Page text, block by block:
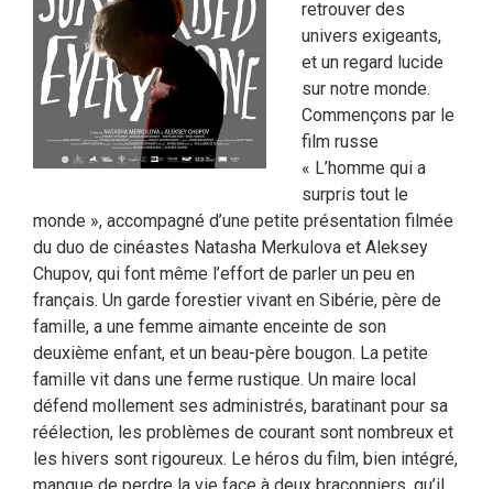
retrouver des
univers exigeants,
et un regard lucide
sur notre monde.
Commençons par le
film russe
« L’homme qui a
surpris tout le
monde », accompagné d’une petite présentation filmée
du duo de cinéastes Natasha Merkulova et Aleksey
Chupov, qui font même l’effort de parler un peu en
français. Un garde forestier vivant en Sibérie, père de
famille, a une femme aimante enceinte de son
deuxième enfant, et un beau-père bougon. La petite
famille vit dans une ferme rustique. Un maire local
défend mollement ses administrés, baratinant pour sa
réélection, les problèmes de courant sont nombreux et
les hivers sont rigoureux. Le héros du film, bien intégré,